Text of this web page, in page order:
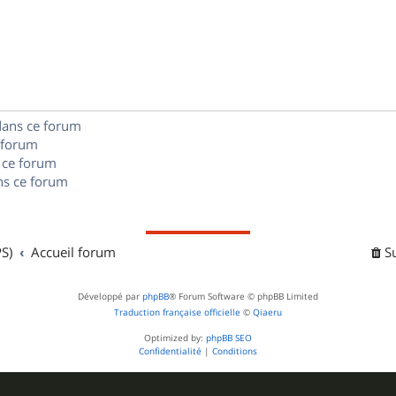
e
ce forum
forum
ce forum
Accueil forum
Développé par phpBB® Forum Software © phpBB Limited
Traduction française officielle © Qiaeru
Optimized by: phpBB SEO
Confidentialité | Conditions